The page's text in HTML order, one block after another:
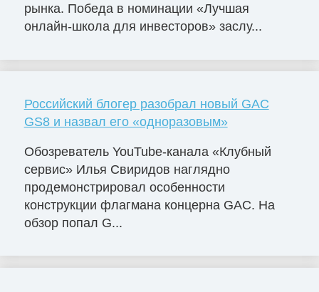
рынка. Победа в номинации «Лучшая
онлайн-школа для инвесторов» заслу...
Российский блогер разобрал новый GAC
GS8 и назвал его «одноразовым»
Обозреватель YouTube-канала «Клубный
сервис» Илья Свиридов наглядно
продемонстрировал особенности
конструкции флагмана концерна GAC. На
обзор попал G...